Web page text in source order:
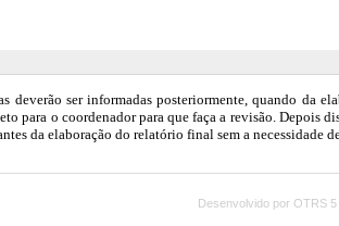
Desenvolvido por OTRS 5